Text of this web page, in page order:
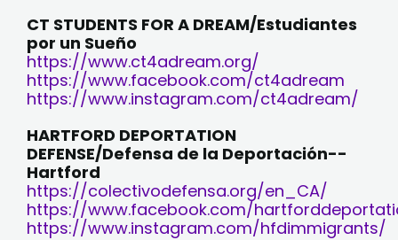
CT STUDENTS FOR A DREAM/Estudiantes
por un Sueño
https://www.ct4adream.org/
https://www.facebook.com/ct4adream
https://www.instagram.com/ct4adream/
HARTFORD DEPORTATION
DEFENSE/Defensa de la Deportación--
Hartford
https://colectivodefensa.org/en_CA/
https://www.facebook.com/
https://www.instagram.com/hfdimmigrants/